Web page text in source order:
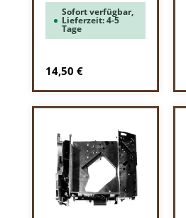
Sofort verfügbar,
Lieferzeit: 4-5
Tage
Regulärer Preis:
14,50 €